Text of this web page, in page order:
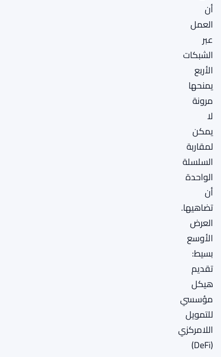
أن
العمل
عبر
الشبكات
الأربع
يمنحها
مرونة
لا
يمكن
لمقاربة
السلسلة
الواحدة
أن
تضاهيها.
العرض
الأوسع
بسيط:
تقديم
هيكل
مؤسسي
للتمويل
اللامركزي
(DeFi)